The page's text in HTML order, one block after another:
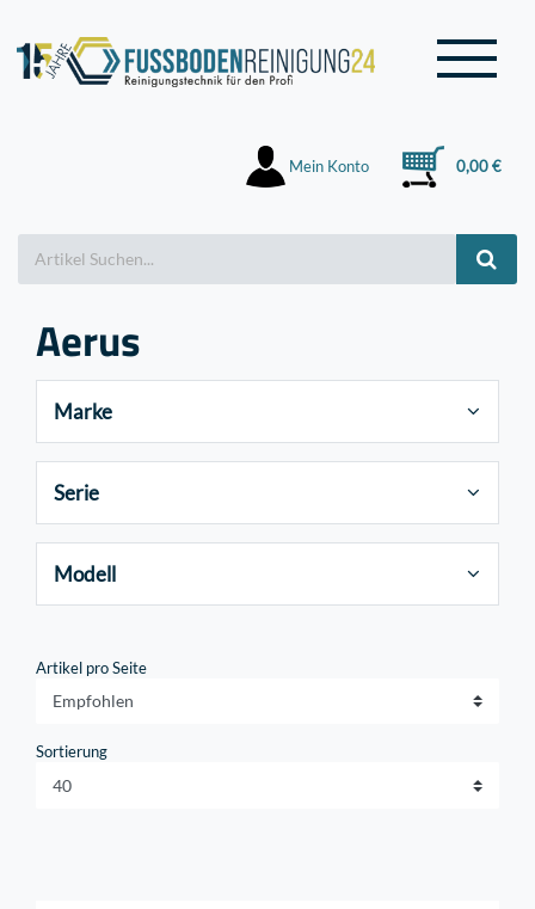
Mein Konto 0,00 €
Aerus
Marke
Serie
Modell
Artikel pro Seite
Sortierung